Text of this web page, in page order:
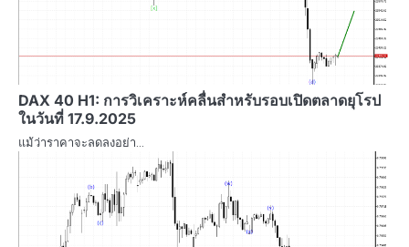
DAX 40 H1: การวิเคราะห์คลื่นสำหรับรอบเปิดตลาดยุโรป
ในวันที่ 17.9.2025
แม้ว่าราคาจะลดลงอย่า…